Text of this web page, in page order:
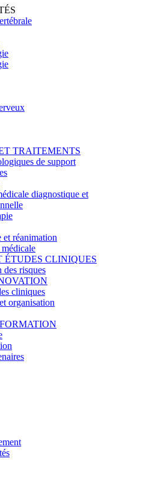
TRAITEMENTS
de support
diagnostique et
et réanimation
ÉTUDES CLINIQUES
des risques
cliniques
organisation